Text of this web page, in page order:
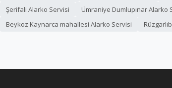
Şerifali Alarko Servisi
Ümraniye Dumlupınar Alarko
Beykoz Kaynarca mahallesi Alarko Servisi